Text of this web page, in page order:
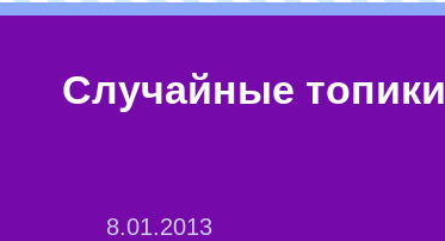
Случайные топики
8.01.2013